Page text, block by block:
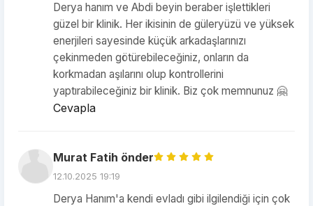
Derya hanım ve Abdi beyin beraber işlettikleri
güzel bir klinik. Her ikisinin de güleryüzü ve yüksek
enerjileri sayesinde küçük arkadaşlarınızı
çekinmeden götürebileceğiniz, onların da
korkmadan aşılarını olup kontrollerini
yaptırabileceğiniz bir klinik. Biz çok memnunuz 🤗
Cevapla
Murat Fatih önder
12.10.2025 19:19
Derya Hanım'a kendi evladı gibi ilgilendiği için çok